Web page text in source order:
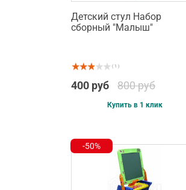
Детский стул Набор
сборный "Малыш"
( 1 )
400 руб 800 руб
Купить в 1 клик
-50%